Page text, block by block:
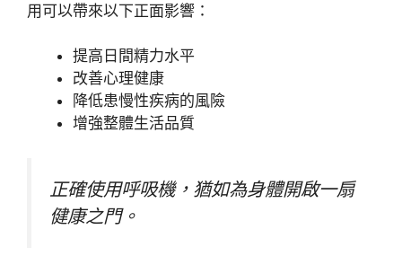
用可以帶來以下正面影響：
提高日間精力水平
改善心理健康
降低患慢性疾病的風險
增強整體生活品質
正確使用呼吸機，猶如為身體開啟一扇
健康之門。